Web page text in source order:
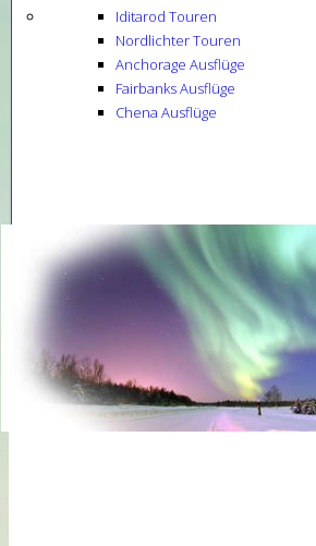
Iditarod Touren
Nordlichter Touren
Anchorage Ausflüge
Fairbanks Ausflüge
Chena Ausflüge
National
Parks